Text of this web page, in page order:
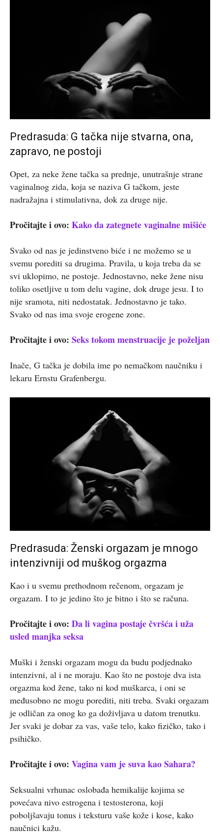
Predrasuda: G tačka nije stvarna, ona,
zapravo, ne postoji
Opet, za neke žene tačka sa prednje, unutrašnje strane
vaginalnog zida, koja se naziva G tačkom, jeste
nadražajna i stimulativna, dok za druge nije.
Pročitajte i ovo: Kako da zategnete vaginalne mišiće
Svako od nas je jedinstveno biće i ne možemo se u
svemu porediti sa drugima. Pravila, u koja treba da se
svi uklopimo, ne postoje. Jednostavno, neke žene nisu
toliko osetljive u tom delu vagine, dok druge jesu. I to
nije sramota, niti nedostatak. Jednostavno je tako.
Svako od nas ima svoje erogene zone.
Pročitajte i ovo: Seks tokom menstruacije je poželjan
Inače, G tačka je dobila ime po nemačkom naučniku i
lekaru Ernstu Grafenbergu.
Predrasuda: Ženski orgazam je mnogo
intenzivniji od muškog orgazma
Kao i u svemu prethodnom rečenom, orgazam je
orgazam. I to je jedino što je bitno i što se računa.
Pročitajte i ovo: Da li vagina postaje čvršća i uža
usled manjka seksa
Muški i ženski orgazam mogu da budu podjednako
intenzivni, al i ne moraju. Kao što ne postoje dva ista
orgazma kod žene, tako ni kod muškarca, i oni se
međusobno ne mogu porediti, niti treba. Svaki orgazam
je odličan za onog ko ga doživljava u datom trenutku.
Jer svaki je dobar za vas, vaše telo, kako fizičko, tako i
psihičko.
Pročitajte i ovo: Vagina vam je suva kao Sahara?
Seksualni vrhunac oslobađa hemikalije kojima se
povećava nivo estrogena i testosterona, koji
poboljšavaju tonus i teksturu vaše kože i kose, kako
naučnici kažu.